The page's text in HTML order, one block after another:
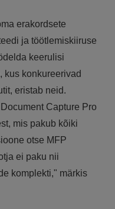
erakordsete
ja töötlemiskiiruse
keerulisi
kus konkureerivad
eristab neid.
Capture Pro
mis pakub kõiki
otse MFP
ei paku nii
komplekti," märkis